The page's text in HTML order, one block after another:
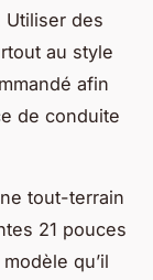
Utiliser des
au style
afin
de conduite
tout-terrain
21 pouces
qu’il